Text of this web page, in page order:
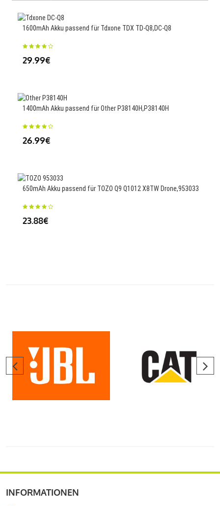
1600mAh Akku passend für Tdxone TDX TD-Q8,DC-Q8
29.99€
1400mAh Akku passend für Other P38140H,P38140H
26.99€
650mAh Akku passend für TOZO Q9 Q1012 X8TW Drone,953033
23.88€
INFORMATIONEN